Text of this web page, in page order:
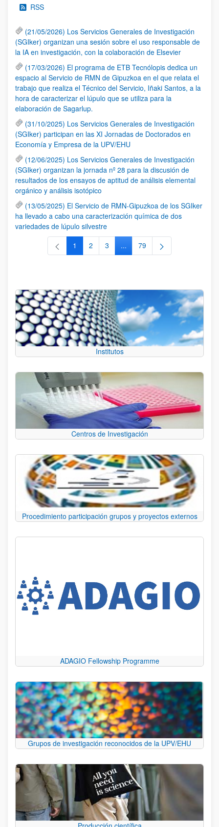
RSS
(21/05/2026) Los Servicios Generales de Investigación
(SGIker) organizan una sesión sobre el uso responsable de
la IA en investigación, con la colaboración de Elsevier
(17/03/2026) El programa de ETB Tecnólopis dedica un
espacio al Servicio de RMN de Gipuzkoa en el que relata el
trabajo que realiza el Técnico del Servicio, Iñaki Santos, a la
hora de caracterizar el lúpulo que se utiliza para la
elaboración de Sagarlup.
(31/10/2025) Los Servicios Generales de Investigación
(SGIker) participan en las XI Jornadas de Doctorados en
Economía y Empresa de la UPV/EHU
(12/06/2025) Los Servicios Generales de Investigación
(SGIker) organizan la jornada nº 28 para la discusión de
resultados de los ensayos de aptitud de análisis elemental
orgánico y análisis isotópico
(13/05/2025) El Servicio de RMN-Gipuzkoa de los SGIker
ha llevado a cabo una caracterización química de dos
variedades de lúpulo silvestre
Página
1 Página
2 Página
3 ...Páginas intermedias Use TAB
Página
79
Institutos
Centros de Investigación
Procedimiento participación grupos y proyectos externos
ADAGIO Fellowship Programme
Grupos de investigación reconocidos de la UPV/EHU